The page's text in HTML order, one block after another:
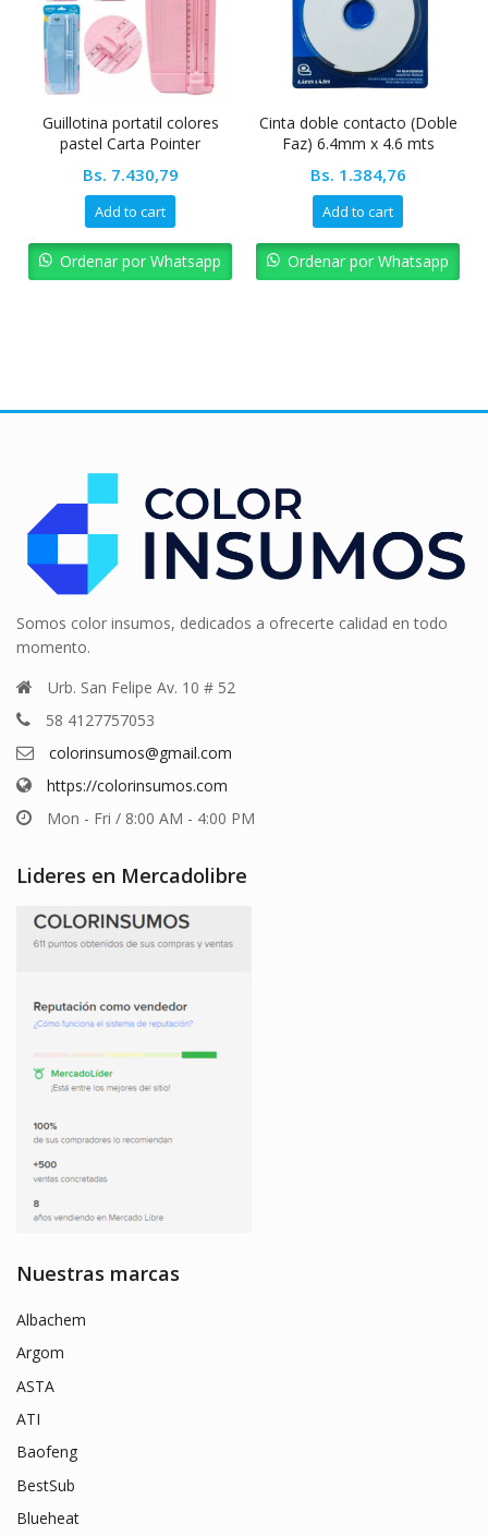
portatil colores
Carta Pointer
7.430,79
por Whatsapp
Cinta doble contacto (Doble
Faz) 6.4mm x 4.6 mts
1.384,76
Ordenar por Whatsapp
Agotado
Kit de
Somos color insumos, dedicados a ofrecerte calidad en todo
momento.
Urb. San Felipe Av. 10 # 52
58 4127757053
colorinsumos@gmail.com
https://colorinsumos.com
Mon - Fri / 8:00 AM - 4:00 PM
Lideres en Mercadolibre
Nuestras marcas
Albachem
Argom
ASTA
ATI
Baofeng
BestSub
Blueheat